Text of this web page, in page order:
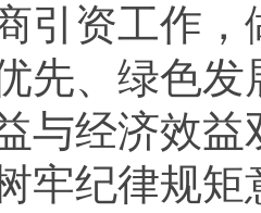
引资工作
先、绿色
与经济效
牢纪律规